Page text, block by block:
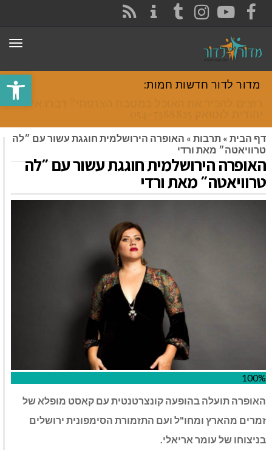
פתח
FACEBOOK
YOUTUBE
INSTAGRAM
TUMBLR
מדור לדור חדשות חמות:
רוצים להכיר את האוכל במטבח הצרפתי? דברו איתי
דף הבית » תרבות » האופרה הירושלמית חוגגת עשור עם ״לה
טרוויאטה״ מאת ורדי
האופרה הירושלמית חוגגת עשור עם ״לה
טרוויאטה״ מאת ורדי
100%
האופרה תועלה בהופעה קונצרטנטית עם קאסט מופלא של
זמרים מהארץ ומחו"ל ועם התזמורת הסימפונית ירושלים
בניצוחו של עומר אריאלי.